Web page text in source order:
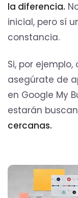
la diferencia.
inicial, pero sí
constancia.
Si, por
asegúrate de
en Google My
estarán
cercanas.